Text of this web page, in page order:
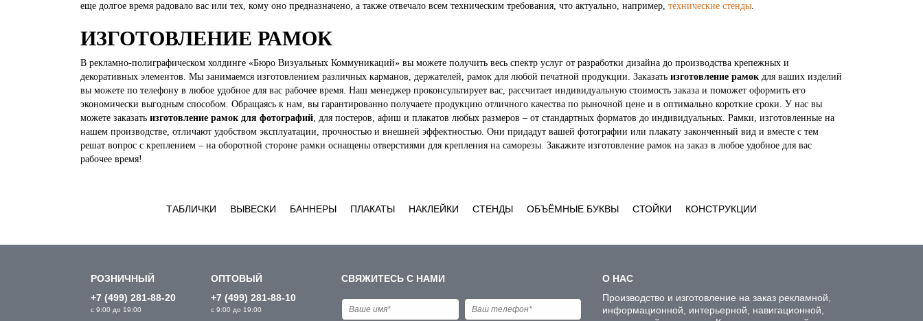
еще долгое время радовало вас или тех, кому оно предназначено, а также отвечало всем техническим требования, что актуально, например, технические стенды.
ИЗГОТОВЛЕНИЕ РАМОК
В рекламно-полиграфическом холдинге «Бюро Визуальных Коммуникаций» вы можете получить весь спектр услуг от разработки дизайна до производства крепежных и
декоративных элементов. Мы занимаемся изготовлением различных карманов, держателей, рамок для любой печатной продукции. Заказать изготовление рамок для ваших изделий
вы можете по телефону в любое удобное для вас рабочее время. Наш менеджер проконсультирует вас, рассчитает индивидуальную стоимость заказа и поможет оформить его
экономически выгодным способом. Обращаясь к нам, вы гарантированно получаете продукцию отличного качества по рыночной цене и в оптимально короткие сроки. У нас вы
можете заказать изготовление рамок для фотографий, для постеров, афиш и плакатов любых размеров – от стандартных форматов до индивидуальных. Рамки, изготовленные на
нашем производстве, отличают удобством эксплуатации, прочностью и внешней эффектностью. Они придадут вашей фотографии или плакату законченный вид и вместе с тем
решат вопрос с креплением – на оборотной стороне рамки оснащены отверстиями для крепления на саморезы. Закажите изготовление рамок на заказ в любое удобное для вас
рабочее время!
ТАБЛИЧКИ ВЫВЕСКИ БАННЕРЫ ПЛАКАТЫ НАКЛЕЙКИ СТЕНДЫ ОБЪЁМНЫЕ БУКВЫ СТОЙКИ КОНСТРУКЦИИ
РОЗНИЧНЫЙ
+7 (499) 281-88-20
с 9:00 до 19:00
ОПТОВЫЙ
+7 (499) 281-88-10
с 9:00 до 19:00
СВЯЖИТЕСЬ С НАМИ
О НАС
Производство и изготовление на заказ рекламной,
информационной, интерьерной, навигационной,